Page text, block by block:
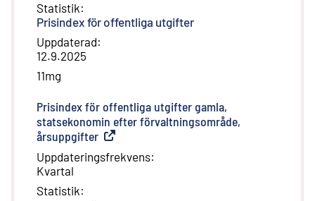
Statistik:
Prisindex för offentliga utgifter
Uppdaterad:
12.9.2025
11mg
Prisindex för offentliga utgifter gamla,
statsekonomin efter förvaltningsområde,
årsuppgifter Extern länk
Uppdateringsfrekvens:
Kvartal
Statistik: